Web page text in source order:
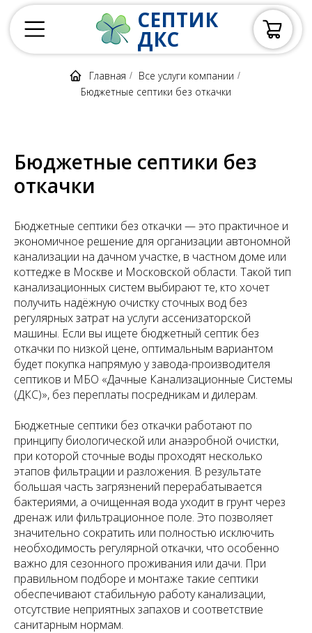
СЕПТИК
ДКС
Главная / Все услуги компании /
Бюджетные септики без откачки
Бюджетные септики без
откачки
Бюджетные септики без откачки — это практичное и
экономичное решение для организации автономной
канализации на дачном участке, в частном доме или
коттедже в Москве и Московской области. Такой тип
канализационных систем выбирают те, кто хочет
получить надёжную очистку сточных вод без
регулярных затрат на услуги ассенизаторской
машины. Если вы ищете бюджетный септик без
откачки по низкой цене, оптимальным вариантом
будет покупка напрямую у завода-производителя
септиков и МБО «Дачные Канализационные Системы
(ДКС)», без переплаты посредникам и дилерам.
Бюджетные септики без откачки работают по
принципу биологической или анаэробной очистки,
при которой сточные воды проходят несколько
этапов фильтрации и разложения. В результате
большая часть загрязнений перерабатывается
бактериями, а очищенная вода уходит в грунт через
дренаж или фильтрационное поле. Это позволяет
значительно сократить или полностью исключить
необходимость регулярной откачки, что особенно
важно для сезонного проживания или дачи. При
правильном подборе и монтаже такие септики
обеспечивают стабильную работу канализации,
отсутствие неприятных запахов и соответствие
санитарным нормам.